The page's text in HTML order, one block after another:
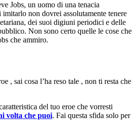
Jobs, un uomo di una tenacia
non dovrei assolutamente tenere
dei suoi digiuni periodici e delle
Non sono certo quelle le cose che
che ammiro.
, sai cosa l’ha reso tale , non ti resta che
del tuo eroe che vorresti
volta che puoi. Fai questa sfida solo per